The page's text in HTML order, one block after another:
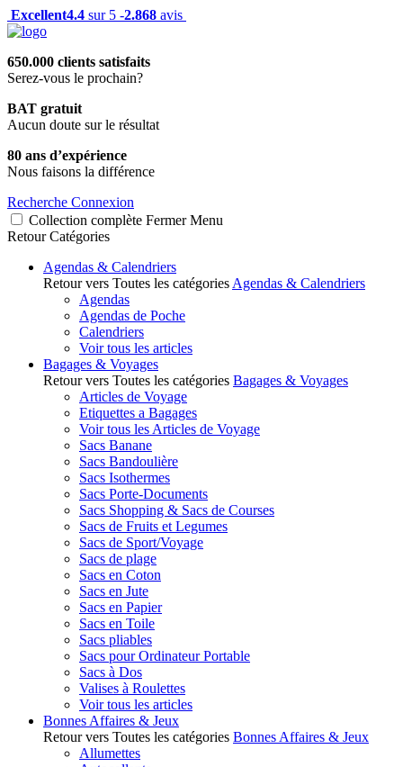
Excellent4.4 sur 5 -2.868 avis
650.000 clients satisfaits
Serez-vous le prochain?
BAT gratuit
Aucun doute sur le résultat
80 ans d’expérience
Nous faisons la différence
Recherche Connexion
Collection complète Fermer Menu
Retour Catégories
Agendas & Calendriers
Retour vers Toutes les catégories Agendas & Calendriers
Agendas
Agendas de Poche
Calendriers
Voir tous les articles
Bagages & Voyages
Retour vers Toutes les catégories Bagages & Voyages
Articles de Voyage
Etiquettes a Bagages
Voir tous les Articles de Voyage
Sacs Banane
Sacs Bandoulière
Sacs Isothermes
Sacs Porte-Documents
Sacs Shopping & Sacs de Courses
Sacs de Fruits et Legumes
Sacs de Sport/Voyage
Sacs de plage
Sacs en Coton
Sacs en Jute
Sacs en Papier
Sacs en Toile
Sacs pliables
Sacs pour Ordinateur Portable
Sacs à Dos
Valises à Roulettes
Voir tous les articles
Bonnes Affaires & Jeux
Retour vers Toutes les catégories Bonnes Affaires & Jeux
Allumettes